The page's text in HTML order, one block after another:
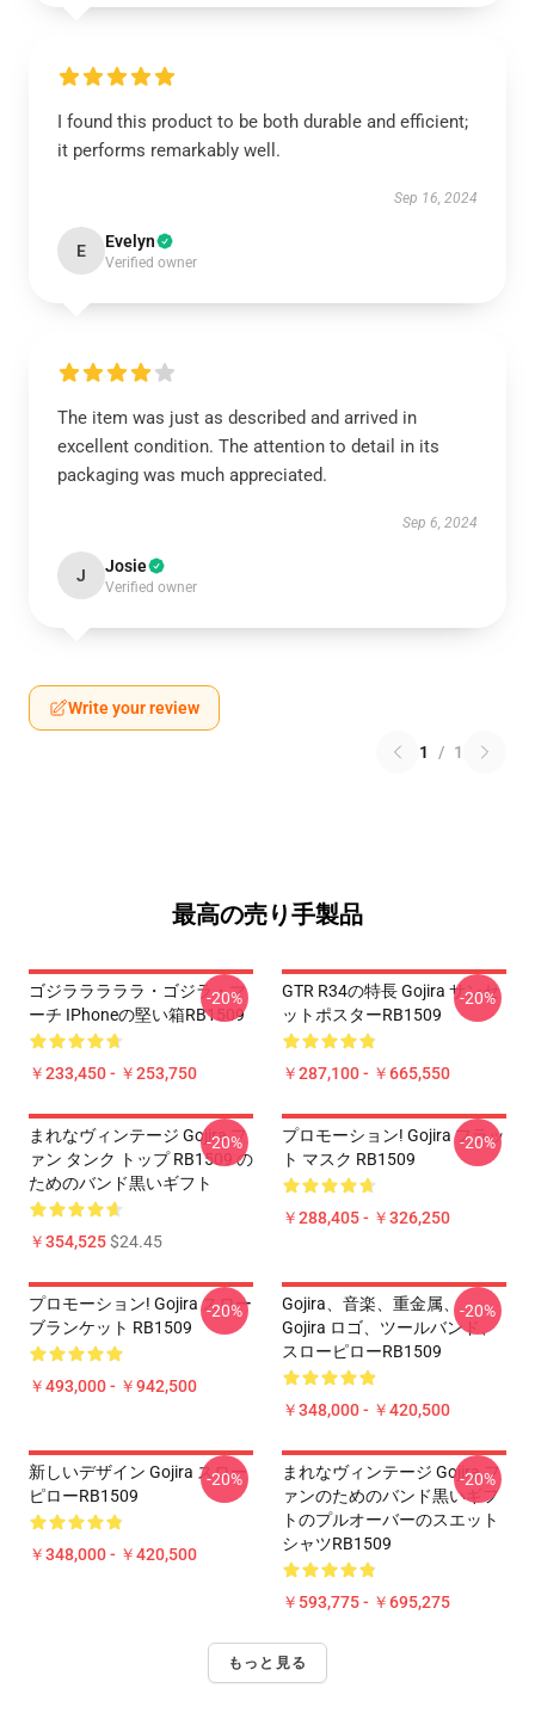
I found this product to be both durable and efficient;
it performs remarkably well.
Sep 16, 2024
E Evelyn
Verified owner
The item was just as described and arrived in
excellent condition. The attention to detail in its
packaging was much appreciated.
Sep 6, 2024
J Josie
Verified owner
Write your review
1 / 1
最高の売り手製品
ゴジラララララ・ゴジラ・マ
ーチ IPhoneの堅い箱RB1509
￥233,450 - ￥253,750
-20%
GTR R34の特長 Gojira サンセ
ットポスターRB1509
￥287,100 - ￥665,550
-20%
まれなヴィンテージ Gojira フ
ァン タンク トップ RB1509 の
ためのバンド黒いギフト
￥354,525$24.45
-20%
プロモーション! Gojira フラッ
ト マスク RB1509
￥288,405 - ￥326,250
-20%
プロモーション! Gojira スロー
ブランケット RB1509
￥493,000 - ￥942,500
-20%
Gojira、音楽、重金属、
Gojira ロゴ、ツールバンド、
スローピローRB1509
￥348,000 - ￥420,500
-20%
新しいデザイン Gojira スロー
ピローRB1509
￥348,000 - ￥420,500
-20%
まれなヴィンテージ Gojira フ
ァンのためのバンド黒いギフ
トのプルオーバーのスエット
シャツRB1509
￥593,775 - ￥695,275
-20%
もっと見る